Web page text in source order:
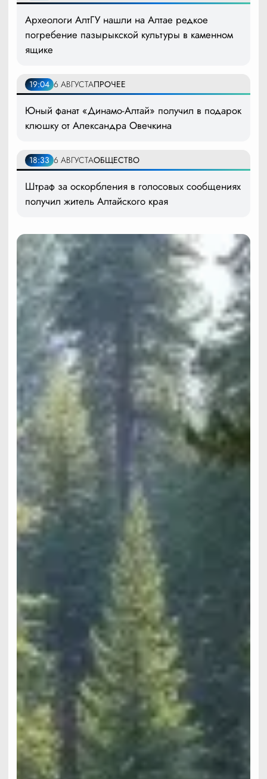
Археологи АлтГУ нашли на Алтае редкое
погребение пазырыкской культуры в каменном
ящике
19:04 6 АВГУСТАПРОЧЕЕ
Юный фанат «Динамо-Алтай» получил в подарок
клюшку от Александра Овечкина
18:33 6 АВГУСТАОБЩЕСТВО
Штраф за оскорбления в голосовых сообщениях
получил житель Алтайского края